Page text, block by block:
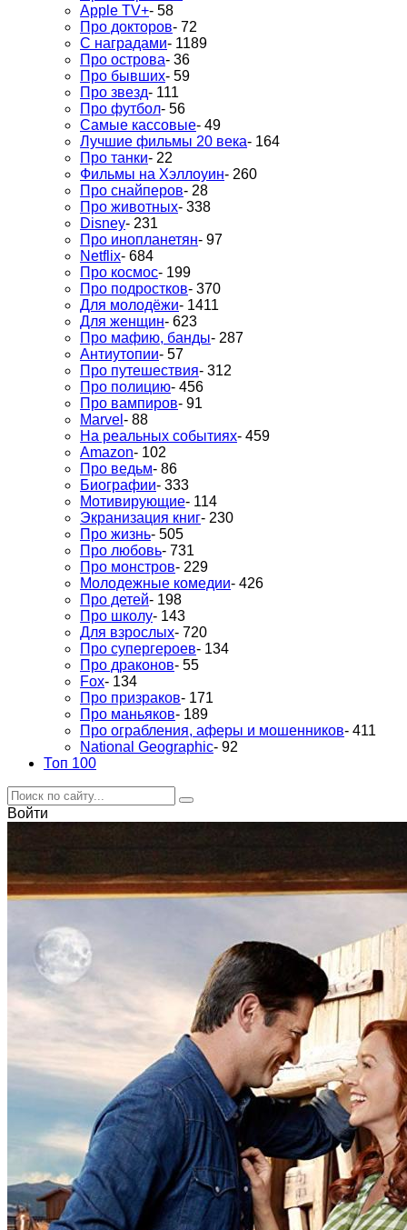
Apple TV+- 58
Про докторов- 72
С наградами- 1189
Про острова- 36
Про бывших- 59
Про звезд- 111
Про футбол- 56
Самые кассовые- 49
Лучшие фильмы 20 века- 164
Про танки- 22
Фильмы на Хэллоуин- 260
Про снайперов- 28
Про животных- 338
Disney- 231
Про инопланетян- 97
Netflix- 684
Про космос- 199
Про подростков- 370
Для молодёжи- 1411
Для женщин- 623
Про мафию, банды- 287
Антиутопии- 57
Про путешествия- 312
Про полицию- 456
Про вампиров- 91
Marvel - 88
На реальных событиях- 459
Amazon- 102
Про ведьм- 86
Биографии- 333
Мотивирующие- 114
Экранизация книг- 230
Про жизнь- 505
Про любовь- 731
Про монстров- 229
Молодежные комедии- 426
Про детей- 198
Про школу- 143
Для взрослых- 720
Про супергероев- 134
Про драконов- 55
Fox- 134
Про призраков- 171
Про маньяков- 189
Про ограбления, аферы и мошенников- 411
National Geographic- 92
Топ 100
Войти